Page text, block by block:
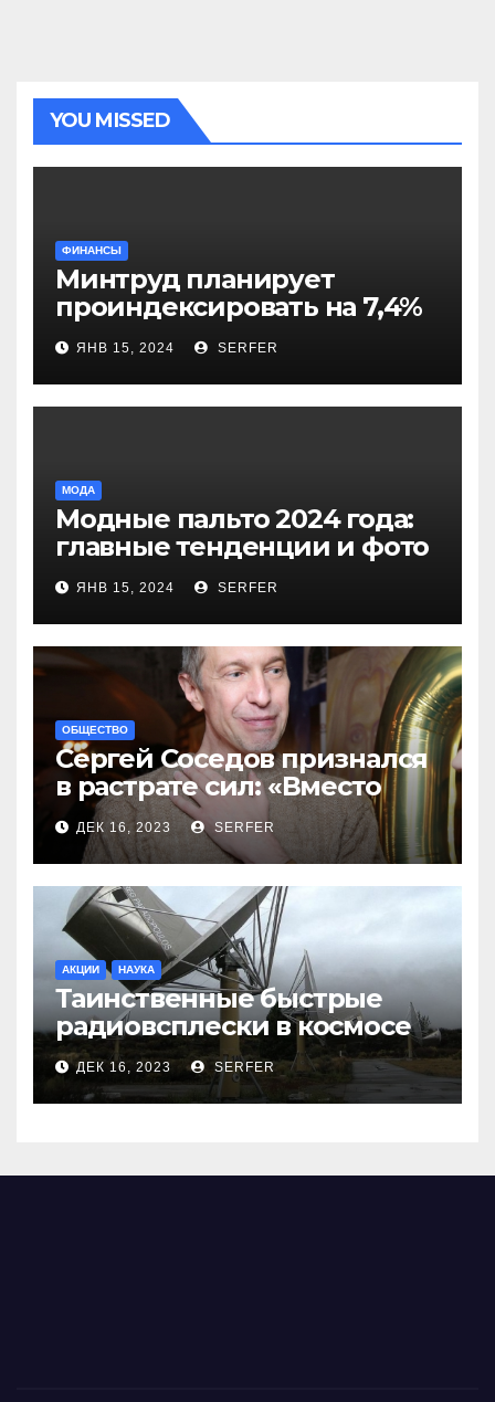
YOU MISSED
ФИНАНСЫ
Минтруд планирует
проиндексировать на 7,4%
более 40 выплат и
компенсаций
ЯНВ 15, 2024 SERFER
МОДА
Модные пальто 2024 года:
главные тенденции и фото
новинок
ЯНВ 15, 2024 SERFER
ОБЩЕСТВО
Сергей Соседов признался
в растрате сил: «Вместо
меня взяли Пригожина»
ДЕК 16, 2023 SERFER
АКЦИИ НАУКА
Таинственные быстрые
радиовсплески в космосе
сделались все более
странными
ДЕК 16, 2023 SERFER